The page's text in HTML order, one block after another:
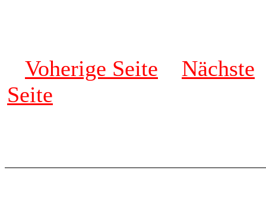
Voherige Seite
Nächste
Seite